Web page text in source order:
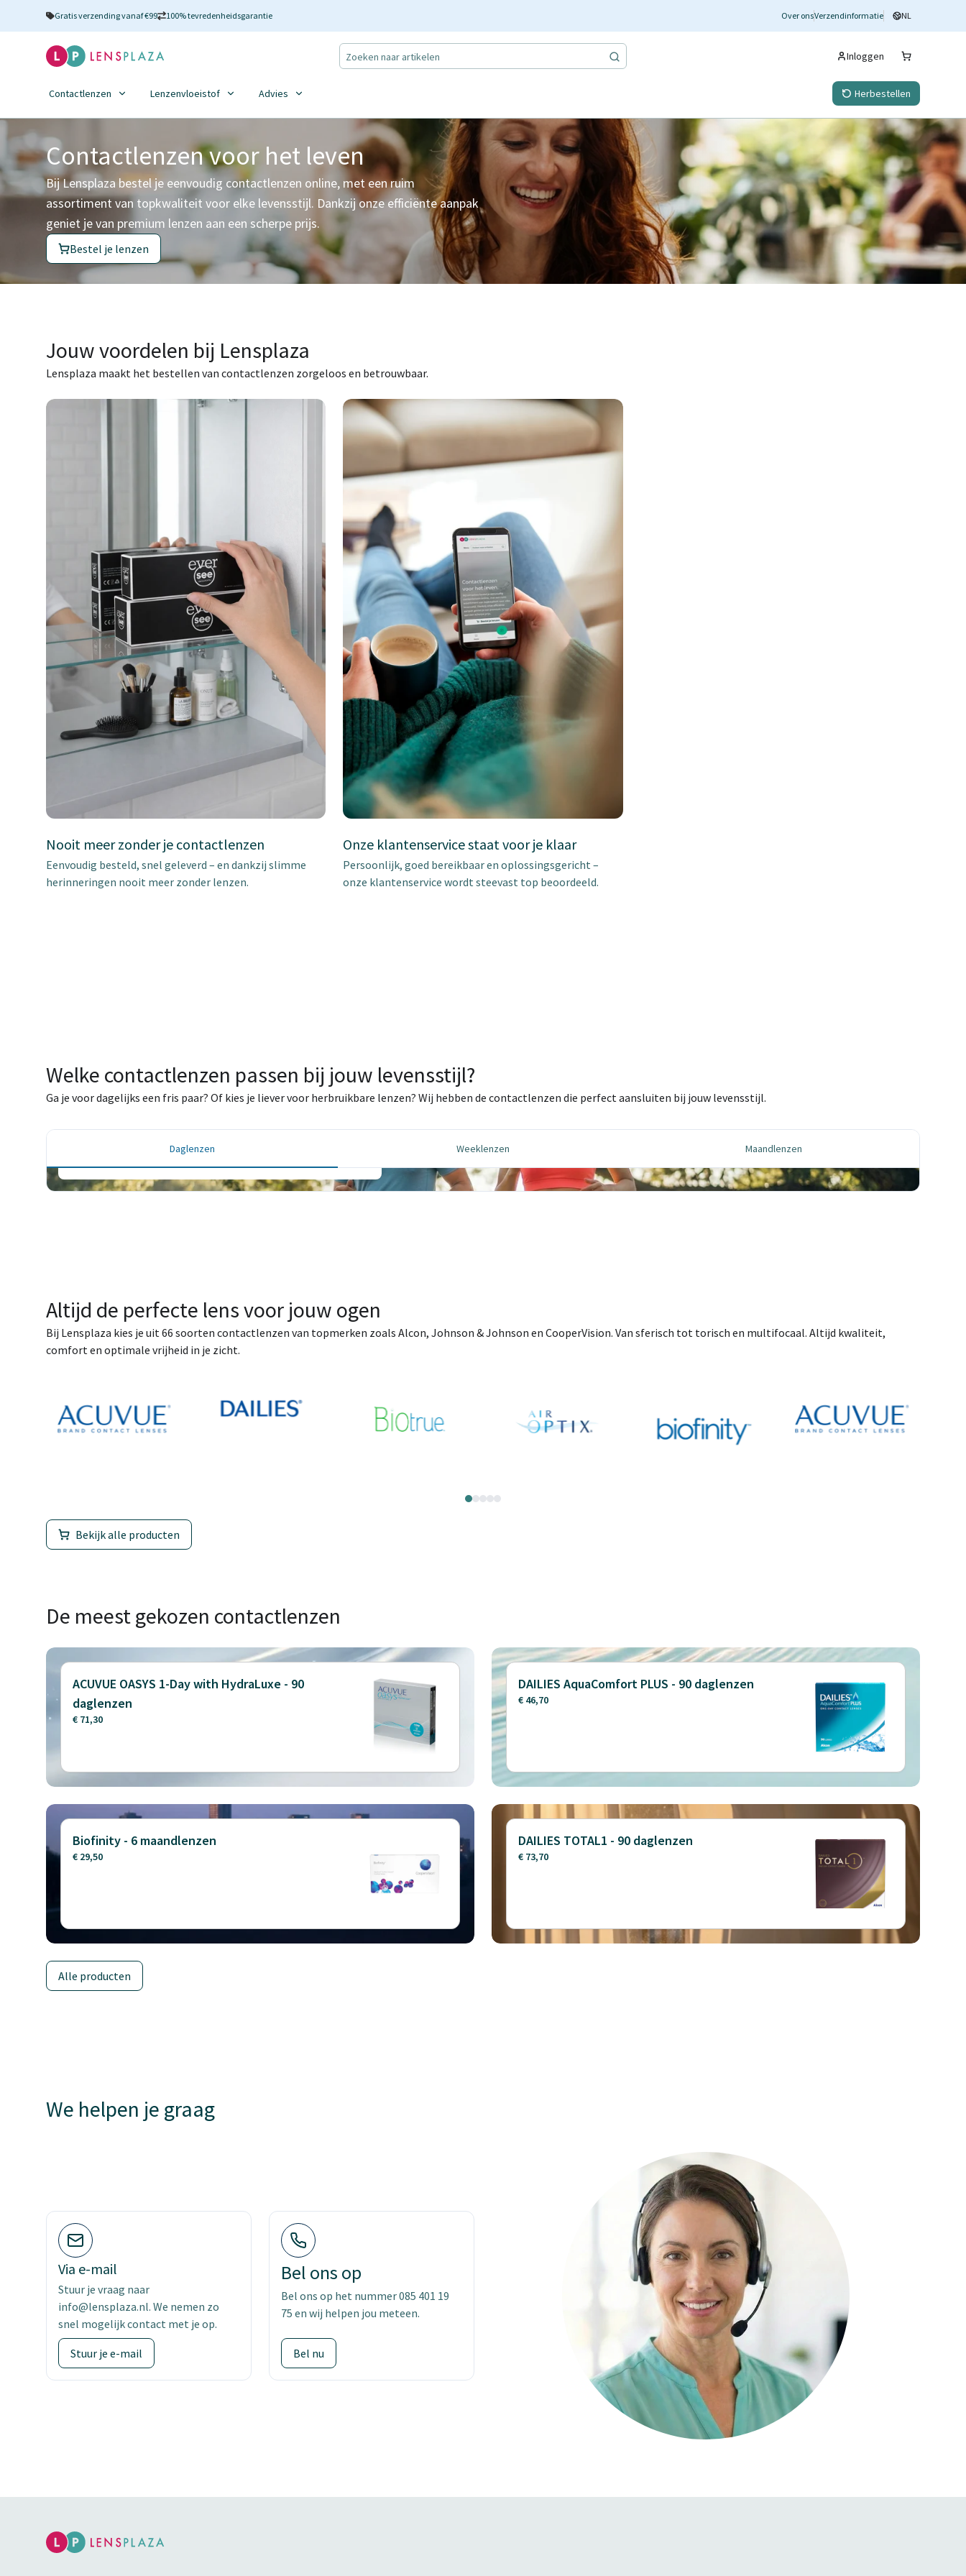
Gratis verzending vanaf €99 100% tevredenheidsgarantie Over onsVerzendinformatie NL
Inloggen
Contactlenzen Lenzenvloeistof Advies Herbestellen
Contactlenzen voor het leven
Bij Lensplaza bestel je eenvoudig contactlenzen online, met een ruim
assortiment van topkwaliteit voor elke levensstijl. Dankzij onze efficiënte aanpak
geniet je van premium lenzen aan een scherpe prijs.
Bestel je lenzen
Jouw voordelen bij Lensplaza
Lensplaza maakt het bestellen van contactlenzen zorgeloos en betrouwbaar.
Nooit meer zonder je contactlenzen
Eenvoudig besteld, snel geleverd – en dankzij slimme
herinneringen nooit meer zonder lenzen.
Onze klantenservice staat voor je klaar
Persoonlijk, goed bereikbaar en oplossingsgericht –
onze klantenservice wordt steevast top beoordeeld.
Welke contactlenzen passen bij jouw levensstijl?
Ga je voor dagelijks een fris paar? Of kies je liever voor herbruikbare lenzen? Wij hebben de contactlenzen die perfect aansluiten bij jouw levensstijl.
Daglenzen Weeklenzen Maandlenzen
Daglenzen
Elke dag een frisse start – voor maximale hygiëne en
Altijd de perfecte lens voor jouw ogen
Bij Lensplaza kies je uit 66 soorten contactlenzen van topmerken zoals Alcon, Johnson & Johnson en CooperVision. Van sferisch tot torisch en multifocaal. Altijd kwaliteit,
comfort en optimale vrijheid in je zicht.
Bekijk alle producten
De meest gekozen contactlenzen
ACUVUE OASYS 1-Day with HydraLuxe - 90
daglenzen
€ 71,30
DAILIES AquaComfort PLUS - 90 daglenzen
€ 46,70
Biofinity - 6 maandlenzen
€ 29,50
DAILIES TOTAL1 - 90 daglenzen
€ 73,70
Alle producten
We helpen je graag
Via e-mail
Stuur je vraag naar
info@lensplaza.nl. We nemen zo
snel mogelijk contact met je op.
Stuur je e-mail
Bel ons op
Bel ons op het nummer 085 401 19
75 en wij helpen jou meteen.
Bel nu